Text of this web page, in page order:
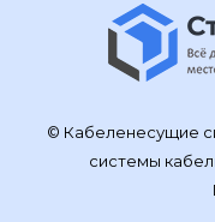
© Кабеленесущие
системы